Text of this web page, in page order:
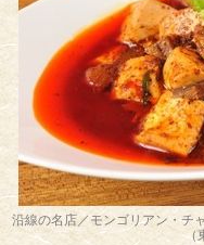
沿線の名店／モンゴリアン・チ
（